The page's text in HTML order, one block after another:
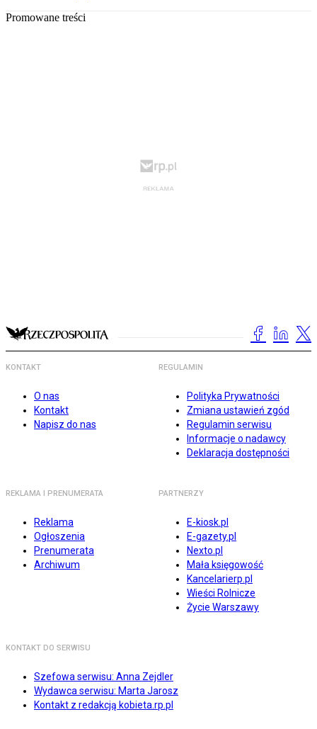
Promowane treści
KONTAKT
O nas
Kontakt
Napisz do nas
REGULAMIN
Polityka Prywatności
Zmiana ustawień zgód
Regulamin serwisu
Informacje o nadawcy
Deklaracja dostępności
REKLAMA I PRENUMERATA
Reklama
Ogłoszenia
Prenumerata
Archiwum
PARTNERZY
E-kiosk.pl
E-gazety.pl
Nexto.pl
Mała księgowość
Kancelarierp.pl
Wieści Rolnicze
Życie Warszawy
KONTAKT DO SERWISU
Szefowa serwisu: Anna Zejdler
Wydawca serwisu: Marta Jarosz
Kontakt z redakcją kobieta.rp.pl